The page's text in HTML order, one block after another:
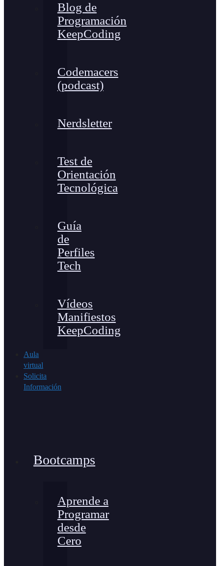
Blog de
Programación
KeepCoding
Codemacers
(podcast)
Nerdsletter
Test de
Orientación
Tecnológica
Guía
de
Perfiles
Tech
Vídeos
Manifiestos
KeepCoding
Aula
virtual
Solicita
Información
Bootcamps
Aprende a
Programar
desde
Cero